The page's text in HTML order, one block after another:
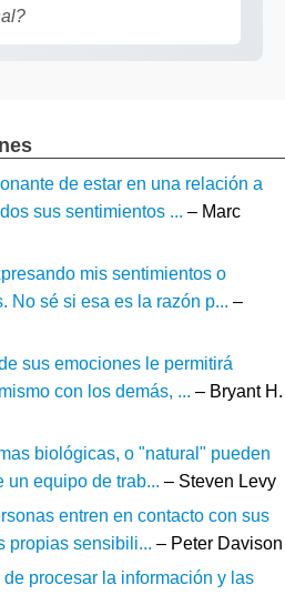
de estar en una relación a
sus sentimientos ... – Marc
mis sentimientos o
No sé si esa es la razón p... –
sus emociones le permitirá
con los demás, ... – Bryant H.
biológicas, o "natural" pueden
un equipo de trab... – Steven Levy
entren en contacto con sus
propias sensibili... – Peter Davison
procesar la información y las